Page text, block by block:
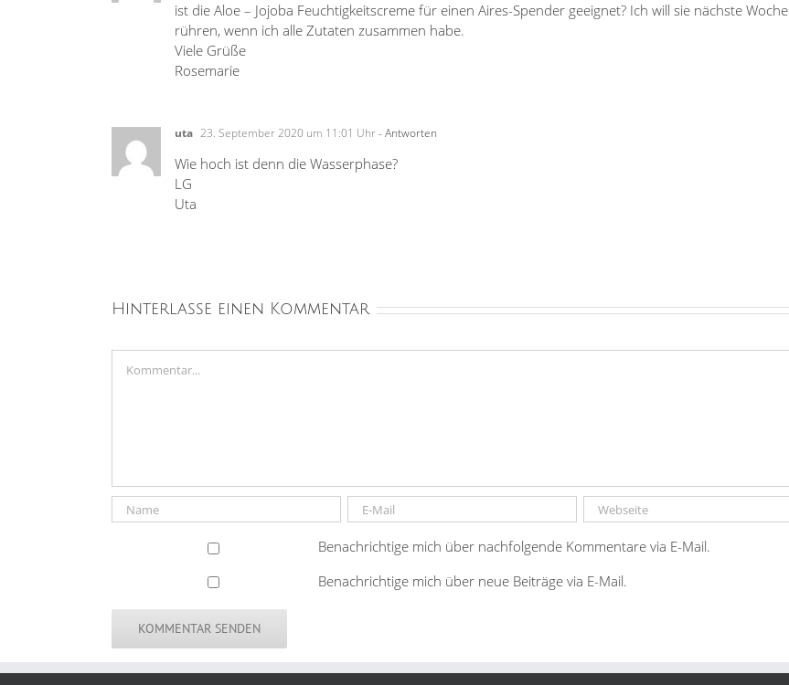
ist die Aloe – Jojoba Feuchtigkeitscreme für einen Aires-Spender geeignet? Ich will sie nächste Woche
rühren, wenn ich alle Zutaten zusammen habe.
Viele Grüße
Rosemarie
uta 23. September 2020 um 11:01 Uhr- Antworten
Wie hoch ist denn die Wasserphase?
LG
Uta
Hinterlasse einen Kommentar
Benachrichtige mich über nachfolgende Kommentare via E-Mail.
Benachrichtige mich über neue Beiträge via E-Mail.